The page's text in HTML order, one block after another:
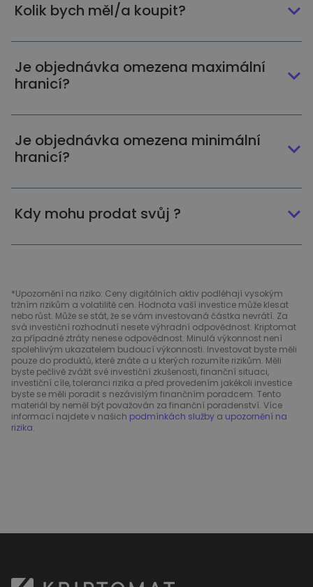
Kolik bych měl/a koupit?
Je objednávka omezena maximální
hranicí?
Je objednávka omezena minimální
hranicí?
Kdy mohu prodat svůj ?
*Upozornění na riziko: Ceny digitálních aktiv podléhají vysokým
tržním rizikům a volatilitě cen. Hodnota vaší investice může klesat
nebo růst. Může se stát, že se vám investovaná částka nevrátí. Za
svá investiční rozhodnutí nesete výhradní odpovědnost. Kriptomat
za případné ztráty nenese odpovědnost. Minulá výkonnost není
spolehlivým ukazatelem budoucí výkonnosti. Investovat byste měli
pouze do produktů, které znáte a u kterých rozumíte rizikům. Měli
byste pečlivě zvážit své investiční zkušenosti, finanční situaci,
investiční cíle, toleranci rizika a před provedením jakékoli investice
byste se měli poradit s nezávislým finančním poradcem. Tento
materiál by neměl být považován za finanční poradenství. Více
informací najdete v našich podmínkách služby a upozornění na
rizika.